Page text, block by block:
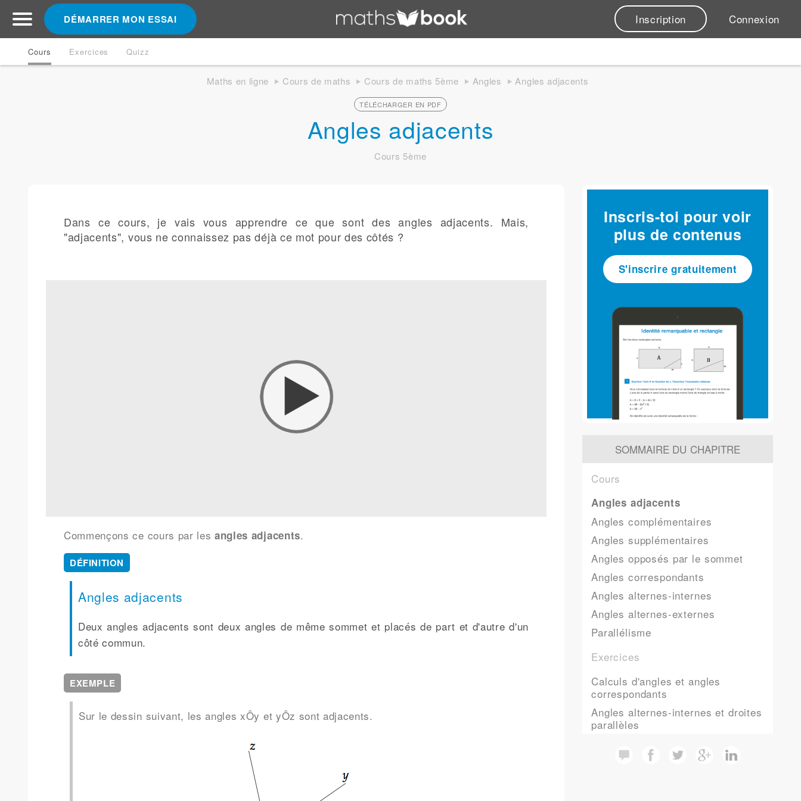
DÉMARRER MON ESSAI Inscription Connexion
Cours Exercices Quizz
Maths en ligne Cours de maths Cours de maths 5ème Angles Angles adjacents
TÉLÉCHARGER EN PDF
Angles adjacents
Cours 5ème
Inscris-toi pour voir
plus de contenus
S'inscrire gratuitement
SOMMAIRE DU CHAPITRE
Cours
Angles adjacents
Angles complémentaires
Angles supplémentaires
Angles opposés par le sommet
Angles correspondants
Angles alternes-internes
Angles alternes-externes
Parallélisme
Exercices
Calculs d'angles et angles
correspondants
Angles alternes-internes et droites
parallèles
Dans ce cours, je vais vous apprendre ce que sont des angles adjacents. Mais,
"adjacents", vous ne connaissez pas déjà ce mot pour des côtés ?
Commençons ce cours par lesangles adjacents.
DÉFINITION
Angles adjacents
Deux angles adjacents sont deux angles de même sommet et placés de part et d'autre d'un
côté commun.
EXEMPLE
Sur le dessin suivant, les angles xÔy et yÔz sont adjacents.